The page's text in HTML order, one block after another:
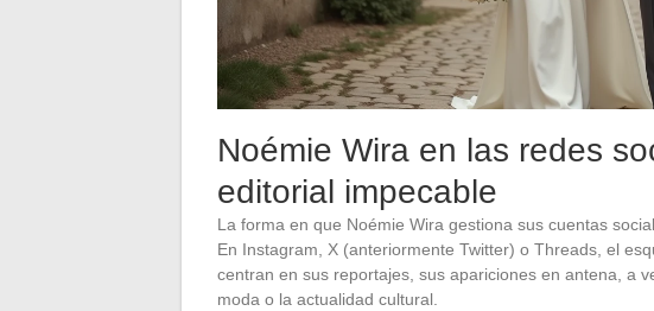
Noémie Wira en las redes
editorial impecable
La forma en que Noémie Wira gestiona sus cuentas
En Instagram, X (anteriormente Twitter) o Threads, el
centran en sus reportajes, sus apariciones en antena, a
moda o la actualidad cultural.